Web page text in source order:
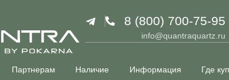
8 (800) 700-75-95
info@quantraquartz.ru
Партнерам Наличие Информация Где